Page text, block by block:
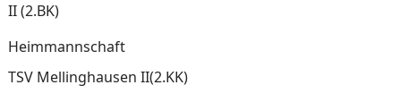
II (2.BK)
Heimmannschaft
TSV Mellinghausen II(2.KK)